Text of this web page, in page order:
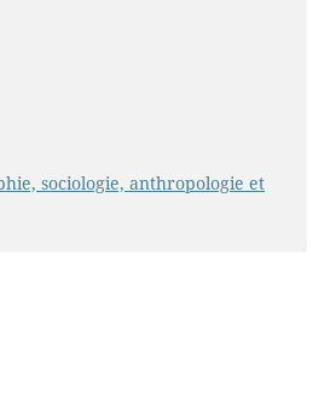
sociologie, anthropologie et